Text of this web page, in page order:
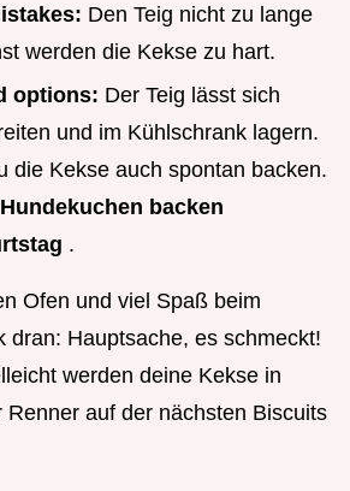
Den Teig nicht zu lange
werden die Kekse zu hart.
options: Der Teig lässt sich
und im Kühlschrank lagern.
die Kekse auch spontan backen.
Hundekuchen backen
.
Ofen und viel Spaß beim
dran: Hauptsache, es schmeckt!
werden deine Kekse in
Renner auf der nächsten Biscuits